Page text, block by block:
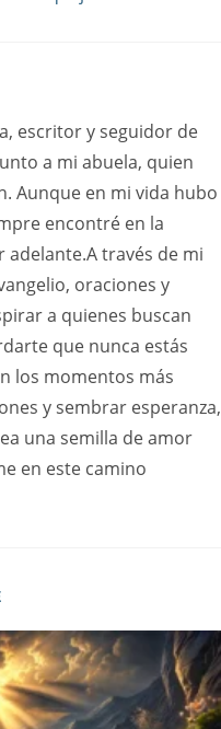
escritor y seguidor de
a mi abuela, quien
Aunque en mi vida hubo
encontré en la
adelante.A través de mi
oraciones y
a quienes buscan
que nunca estás
los momentos más
y sembrar esperanza,
una semilla de amor
en este camino